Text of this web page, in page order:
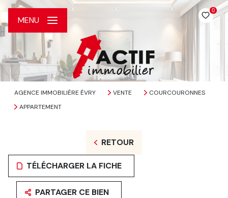
0
MENU
AGENCE IMMOBILIÈRE ÉVRY VENTE
COURCOURONNES
APPARTEMENT
RETOUR
TÉLÉCHARGER LA FICHE
PARTAGER CE BIEN